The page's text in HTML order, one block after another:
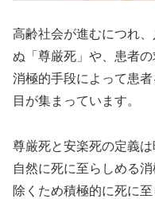
高齢社会が進むにつれ
ぬ「尊厳死」や、患者
消極的手段によって患
目が集まっています。
尊厳死と安楽死の定義
自然に死に至らしめる
除くため積極的に死に